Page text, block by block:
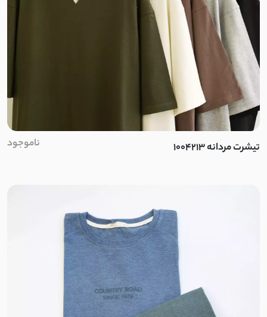
لینن ترک
لینن مشبک
لینن ایتالیایی
پفکی
پرشیا
نخ و پنبه ضخیم
وول
تیشرت مردانه 1004213 ناموجود